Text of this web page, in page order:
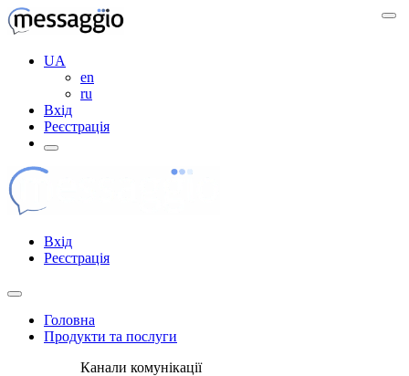
UA
en
ru
Вхід
Реєстрація
Вхід
Реєстрація
Головна
Продукти та послуги
Канали комунікації